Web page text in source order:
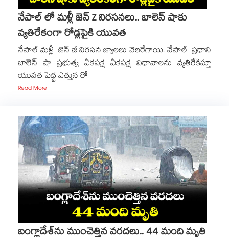
నేపాల్ లో మళ్లీ జెన్ Z నిరసనలు.. బాలెన్ షాకు
వ్యతిరేకంగా రోడ్లపైకి యువత
నేపాల్ మళ్లీ జెన్ జీ నిరసన జ్వాలలు చెలరేగాయి. నేపాల్ ప్రధాని
బాలెన్ షా ప్రభుత్వ ఏకపక్ష ఏకపక్ష విధానాలను వ్యతిరేకిస్తూ
యువత పెద్ద ఎత్తున రో
Read More
బంగ్లాదేశ్‌‌‌‌‌‌‌‌ను ముంచెత్తిన వరదలు.. 44 మంది మృతి